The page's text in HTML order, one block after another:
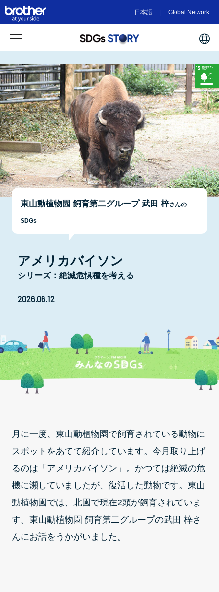
日本語 Global Network
東山動植物園 飼育第二グループ 武田 梓さんの
SDGs
アメリカバイソン
シリーズ：絶滅危惧種を考える
2026.06.12
月に一度、東山動植物園で飼育されている動物に
スポットをあてて紹介しています。今月取り上げ
るのは「アメリカバイソン」。かつては絶滅の危
機に瀕していましたが、復活した動物です。東山
動植物園では、北園で現在2頭が飼育されていま
す。東山動植物園 飼育第二グループの武田 梓さ
んにお話をうかがいました。